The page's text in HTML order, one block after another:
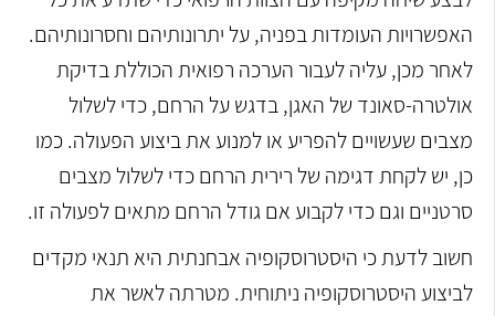
האפשרויות העומדות בפניה, על יתרונותיהם וחסרונותיהם.
לאחר מכן, עליה לעבור הערכה רפואית הכוללת בדיקת
אולטרה-סאונד של האגן, בדגש על הרחם, כדי לשלול
מצבים שעשויים להפריע או למנוע את ביצוע הפעולה. כמו
כן, יש לקחת דגימה של רירית הרחם כדי לשלול מצבים
סרטניים וגם כדי לקבוע אם גודל הרחם מתאים לפעולה זו.
חשוב לדעת כי היסטרוסקופיה אבחנתית היא תנאי מקדים
לביצוע היסטרוסקופיה ניתוחית. מטרתה לאשר את